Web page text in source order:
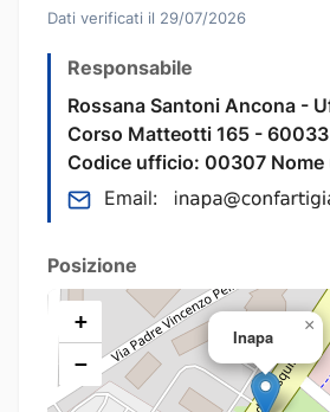
Dati verificati il 29/07/2026
Responsabile
Rossana Santoni Ancona -
Corso Matteotti 165 -
Codice ufficio: 00307
Email:
Posizione
Inapa
×
+
−